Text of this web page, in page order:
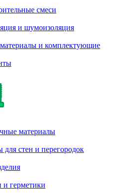
смеси
и шумоизоляция
и комплектующие
материалы
для стен и перегородок
и герметики